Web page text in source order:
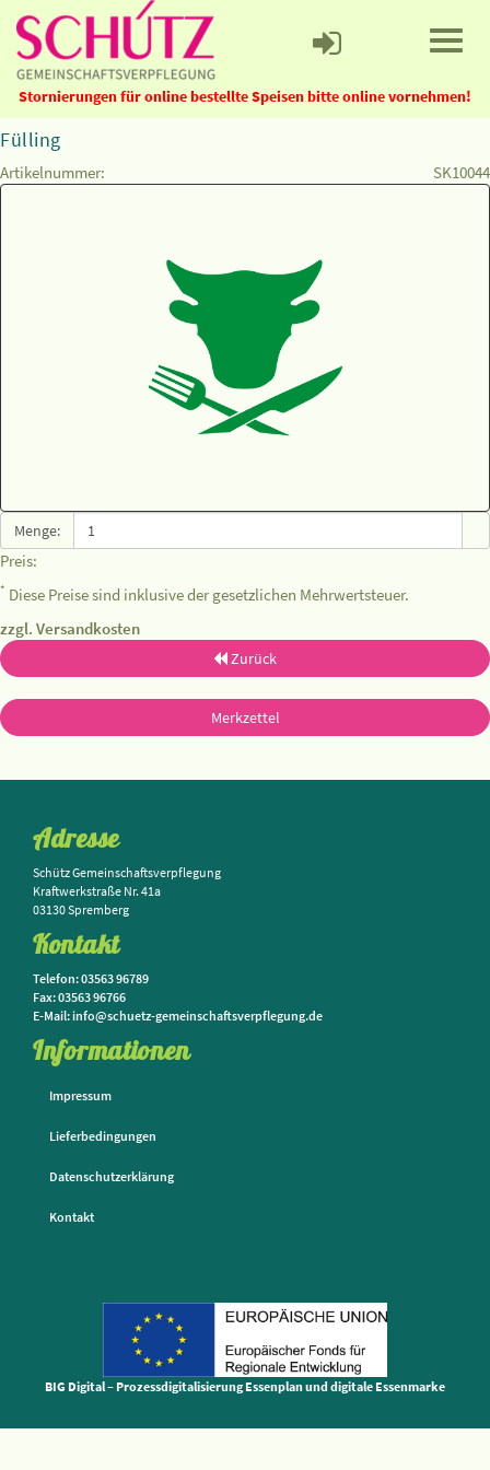
Stornierungen für online bestellte Speisen bitte online vornehmen!
Fülling
Artikelnummer: SK10044
Menge:
Preis:
* Diese Preise sind inklusive der gesetzlichen Mehrwertsteuer.
zzgl. Versandkosten
Zurück
Merkzettel
Adresse
Schütz Gemeinschaftsverpflegung
Kraftwerkstraße Nr. 41a
03130 Spremberg
Kontakt
Telefon: 03563 96789
Fax: 03563 96766
E-Mail: info@schuetz-gemeinschaftsverpflegung.de
Informationen
Impressum
Lieferbedingungen
Datenschutzerklärung
Kontakt
BIG Digital – Prozessdigitalisierung Essenplan und digitale Essenmarke